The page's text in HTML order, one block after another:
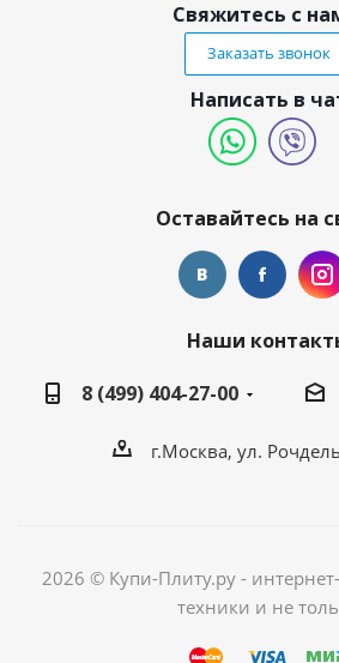
Свяжитесь с
Заказать звонок
Написать в
Оставайтесь на
Наши
8 (499) 404-27-00
г.Москва, ул.
2026 © Купи-Плиту.ру -
техники и не